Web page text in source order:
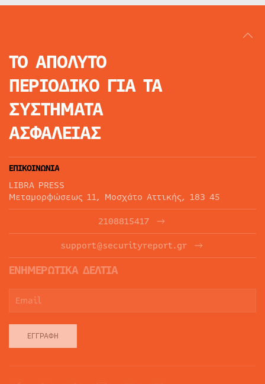
ΤΟ ΑΠΟΛΥΤΟ
ΠΕΡΙΟΔΙΚΟ ΓΙΑ ΤΑ
ΣΥΣΤΗΜΑΤΑ
ΑΣΦΑΛΕΙΑΣ
ΕΠΙΚΟΙΝΩΝΙΑ
LIBRA PRESS
Μεταμορφώσεως 11, Μοσχάτο Αττικής, 183 45
2108815417
support@securityreport.gr
ΕΝΗΜΕΡΩΤΙΚΑ ΔΕΛΤΙΑ
ΕΓΓΡΑΦΉ